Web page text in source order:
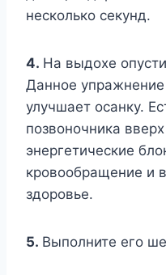
несколько секунд.
4. На выдохе
Данное
улучшает осанку.
позвоночника
энергетические
кровообращение и
здоровье.
5. Выполните его